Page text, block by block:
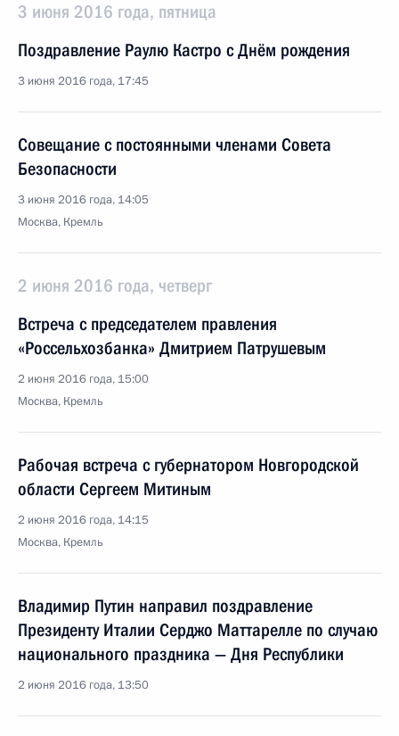
3 июня 2016 года, пятница
Поздравление Раулю Кастро с Днём рождения
3 июня 2016 года, 17:45
Совещание с постоянными членами Совета
Безопасности
3 июня 2016 года, 14:05
Москва, Кремль
2 июня 2016 года, четверг
Встреча с председателем правления
«Россельхозбанка» Дмитрием Патрушевым
2 июня 2016 года, 15:00
Москва, Кремль
Рабочая встреча с губернатором Новгородской
области Сергеем Митиным
2 июня 2016 года, 14:15
Москва, Кремль
Владимир Путин направил поздравление
Президенту Италии Серджо Маттарелле по случаю
национального праздника — Дня Республики
2 июня 2016 года, 13:50